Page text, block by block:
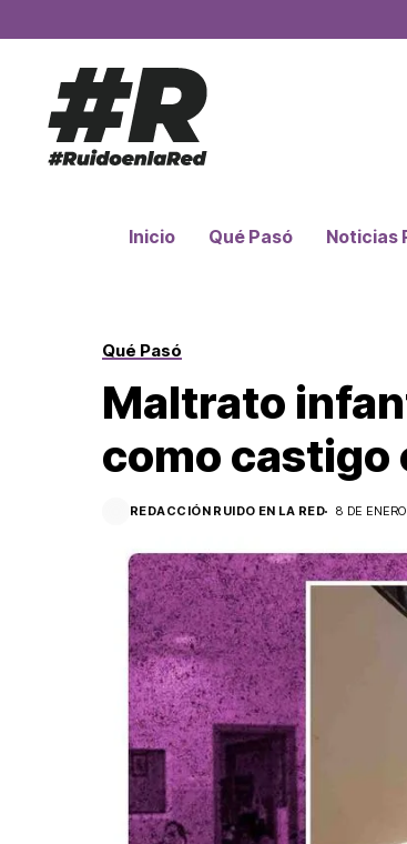
Inicio Qué Pasó Noticias
Qué Pasó
Maltrato
como castigo
REDACCIÓN RUIDO EN LA RED 8 DE